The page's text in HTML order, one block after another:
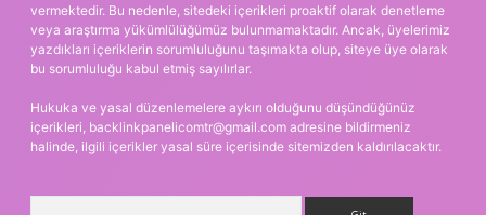
vermektedir. Bu nedenle, sitedeki içerikleri proaktif olarak denetleme
veya araştırma yükümlülüğümüz bulunmamaktadır. Ancak, üyelerimiz
yazdıkları içeriklerin sorumluluğunu taşımakta olup, siteye üye olarak
bu sorumluluğu kabul etmiş sayılırlar.
Hukuka ve yasal düzenlemelere aykırı olduğunu düşündüğünüz
içerikleri, backlinkpanelicomtr@gmail.com adresine bildirmeniz
halinde, ilgili içerikler yasal süre içerisinde sitemizden kaldırılacaktır.